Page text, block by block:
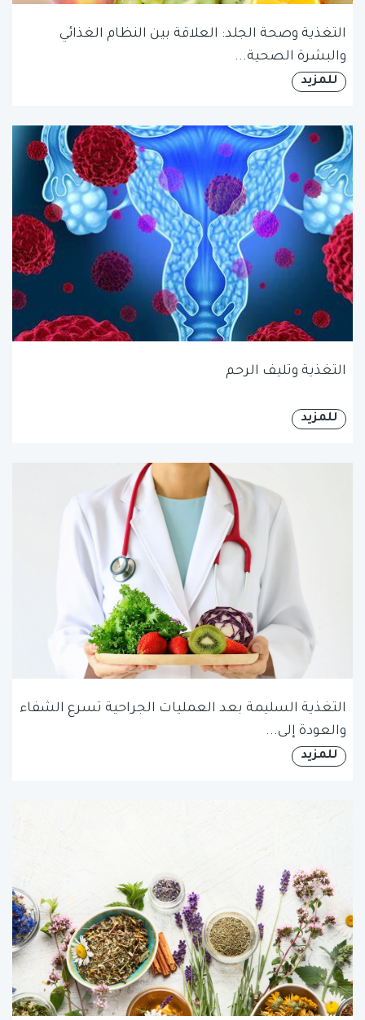
التغذية وصحة الجلد: العلاقة بين النظام الغذائي
والبشرة الصحية...
للمزيد
التغذية وتليف الرحم
للمزيد
التغذية السليمة بعد العمليات الجراحية تسرع الشفاء
والعودة إلى...
للمزيد